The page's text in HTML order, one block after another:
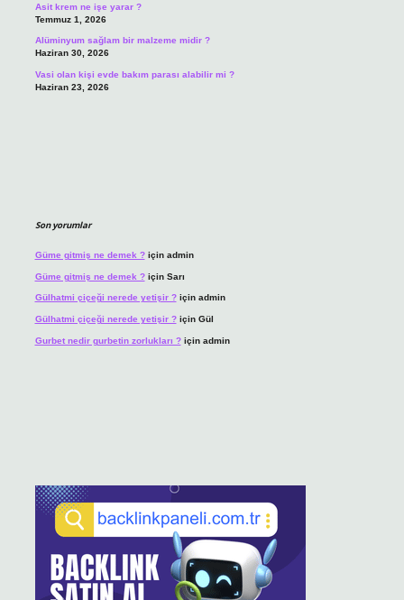
Asit krem ne işe yarar ?
Temmuz 1, 2026
Alüminyum sağlam bir malzeme midir ?
Haziran 30, 2026
Vasi olan kişi evde bakım parası alabilir mi ?
Haziran 23, 2026
Son yorumlar
Güme gitmiş ne demek ?için admin
Güme gitmiş ne demek ?için Sarı
Gülhatmi çiçeği nerede yetişir ?için admin
Gülhatmi çiçeği nerede yetişir ?için Gül
Gurbet nedir gurbetin zorlukları ?için admin